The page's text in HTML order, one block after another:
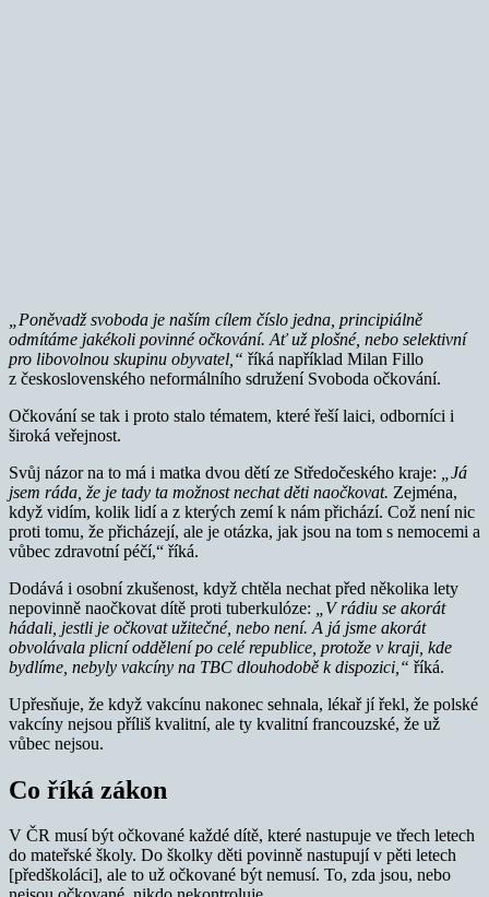
„Poněvadž svoboda je naším cílem číslo jedna, principiálně
odmítáme jakékoli povinné očkování. Ať už plošné, nebo selektivní
pro libovolnou skupinu obyvatel,“ říká například Milan Fillo
z československého neformálního sdružení Svoboda očkování.
Očkování se tak i proto stalo tématem, které řeší laici, odborníci i
široká veřejnost.
Svůj názor na to má i matka dvou dětí ze Středočeského kraje:
„Já
jsem ráda, že je tady ta možnost nechat děti naočkovat. Zejména,
když vidím, kolik lidí a z kterých zemí k nám přichází. Což není nic
proti tomu, že přicházejí, ale je otázka, jak jsou na tom s nemocemi a
vůbec zdravotní péčí,“ říká.
Dodává i osobní zkušenost, když chtěla nechat před několika lety
nepovinně naočkovat dítě proti tuberkulóze:
„V rádiu se akorát
hádali, jestli je očkovat užitečné, nebo není. A já jsme akorát
obvolávala plicní oddělení po celé republice, protože v kraji, kde
bydlíme, nebyly vakcíny na TBC dlouhodobě k dispozici,“ říká.
Upřesňuje, že když vakcínu nakonec sehnala, lékař jí řekl, že polské
vakcíny nejsou příliš kvalitní, ale ty kvalitní francouzské, že už
vůbec nejsou.
Co říká zákon
V ČR musí být očkované každé dítě, které nastupuje ve třech letech
do mateřské školy. Do školky děti povinně nastupují v pěti letech
[předškoláci], ale to už očkované být nemusí. To, zda jsou, nebo